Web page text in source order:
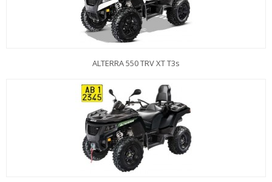
ALTERRA 550 TRV XT T3s